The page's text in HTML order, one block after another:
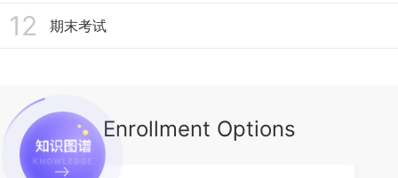
5.2.3 能带理论3：布洛赫原理 布里渊区与能带理论
7.3 原子核的放射性衰变
8.5 核动力应用
章节测验（核技术应用）
学科融合：日本福岛核废水排海与核废料处理
9.4 科学的计算工具
章节测验（计算物理）
总结与讨论
12 期末考试
Enrollment Options